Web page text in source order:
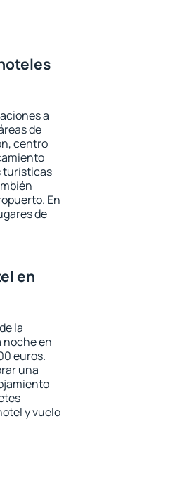
a
de
centro
turísticas
En
de
en
la
noche en
euros.
una
y vuelo